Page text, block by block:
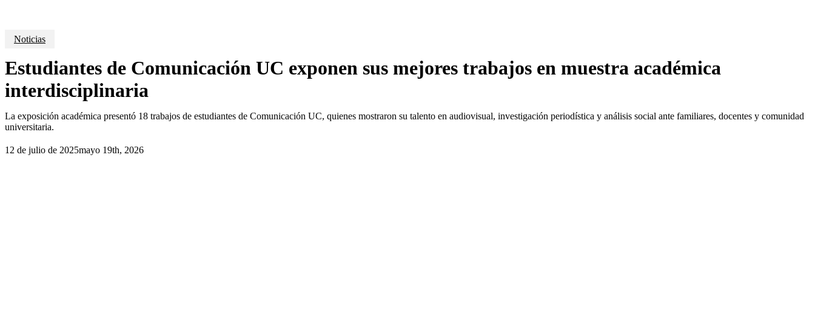
Noticias
Estudiantes de Comunicación UC exponen sus mejores trabajos en muestra académica
interdisciplinaria
La exposición académica presentó 18 trabajos de estudiantes de Comunicación UC, quienes mostraron su talento en audiovisual, investigación periodística y análisis social ante familiares, docentes y comunidad
universitaria.
12 de julio de 2025mayo 19th, 2026